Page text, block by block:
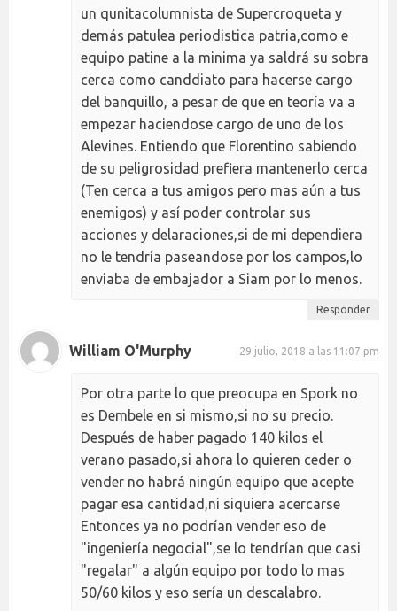
un qunitacolumnista de Supercroqueta y
demás patulea periodistica patria,como e
equipo patine a la minima ya saldrá su sobra
cerca como canddiato para hacerse cargo
del banquillo, a pesar de que en teoría va a
empezar haciendose cargo de uno de los
Alevines. Entiendo que Florentino sabiendo
de su peligrosidad prefiera mantenerlo cerca
(Ten cerca a tus amigos pero mas aún a tus
enemigos) y así poder controlar sus
acciones y delaraciones,si de mi dependiera
no le tendría paseandose por los campos,lo
enviaba de embajador a Siam por lo menos.
Responder
William O'Murphy 29 julio, 2018 a las 11:07 pm
Por otra parte lo que preocupa en Spork no
es Dembele en si mismo,si no su precio.
Después de haber pagado 140 kilos el
verano pasado,si ahora lo quieren ceder o
vender no habrá ningún equipo que acepte
pagar esa cantidad,ni siquiera acercarse
Entonces ya no podrían vender eso de
"ingeniería negocial",se lo tendrían que casi
"regalar" a algún equipo por todo lo mas
50/60 kilos y eso sería un descalabro.